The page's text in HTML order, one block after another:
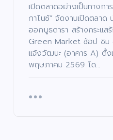
เปิดตลาดอย่างเป็นทางก
กาไนซ์” จัดงานเปิดตลา
ออกบูธดารา สร้างกระแ
Green Market ช้อป ชิม
แจ้งวัฒนะ (อาคาร A) ตั้ง
พฤษภาคม 2569 โด…